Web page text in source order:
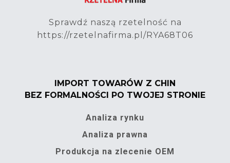
Sprawdź naszą rzetelność na
https://rzetelnafirma.pl/RYA68T06
IMPORT TOWARÓW Z CHIN
BEZ FORMALNOŚCI PO TWOJEJ STRONIE
Analiza rynku
Analiza prawna
Produkcja na zlecenie OEM